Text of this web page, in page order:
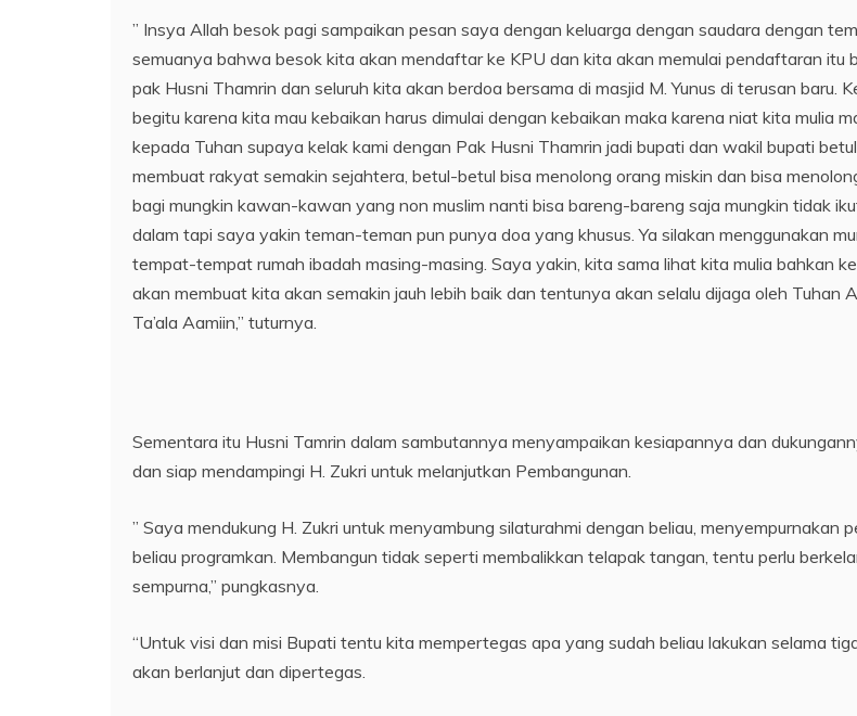
” Insya Allah besok pagi sampaikan pesan saya dengan keluarga dengan saudara dengan
semuanya bahwa besok kita akan mendaftar ke KPU dan kita akan memulai pendaftaran itu
pak Husni Thamrin dan seluruh kita akan berdoa bersama di masjid M. Yunus di terusan baru.
begitu karena kita mau kebaikan harus dimulai dengan kebaikan maka karena niat kita mulia
kepada Tuhan supaya kelak kami dengan Pak Husni Thamrin jadi bupati dan wakil bupati
membuat rakyat semakin sejahtera, betul-betul bisa menolong orang miskin dan bisa
bagi mungkin kawan-kawan yang non muslim nanti bisa bareng-bareng saja mungkin tidak
dalam tapi saya yakin teman-teman pun punya doa yang khusus. Ya silakan menggunakan
tempat-tempat rumah ibadah masing-masing. Saya yakin, kita sama lihat kita mulia bahkan
akan membuat kita akan semakin jauh lebih baik dan tentunya akan selalu dijaga oleh Tuhan
Ta’ala Aamiin,” tuturnya.
Sementara itu Husni Tamrin dalam sambutannya menyampaikan kesiapannya dan
dan siap mendampingi H. Zukri untuk melanjutkan Pembangunan.
” Saya mendukung H. Zukri untuk menyambung silaturahmi dengan beliau, menyempurnakan
beliau programkan. Membangun tidak seperti membalikkan telapak tangan, tentu perlu
sempurna,” pungkasnya.
“Untuk visi dan misi Bupati tentu kita mempertegas apa yang sudah beliau lakukan selama
akan berlanjut dan dipertegas.